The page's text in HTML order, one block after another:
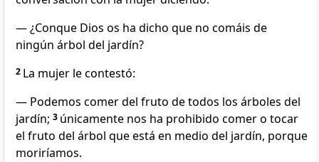
— ¿Conque Dios os ha dicho que no comáis de
ningún árbol del jardín?
2 La mujer le contestó:
— Podemos comer del fruto de todos los árboles del
jardín; 3 únicamente nos ha prohibido comer o tocar
el fruto del árbol que está en medio del jardín, porque
moriríamos.